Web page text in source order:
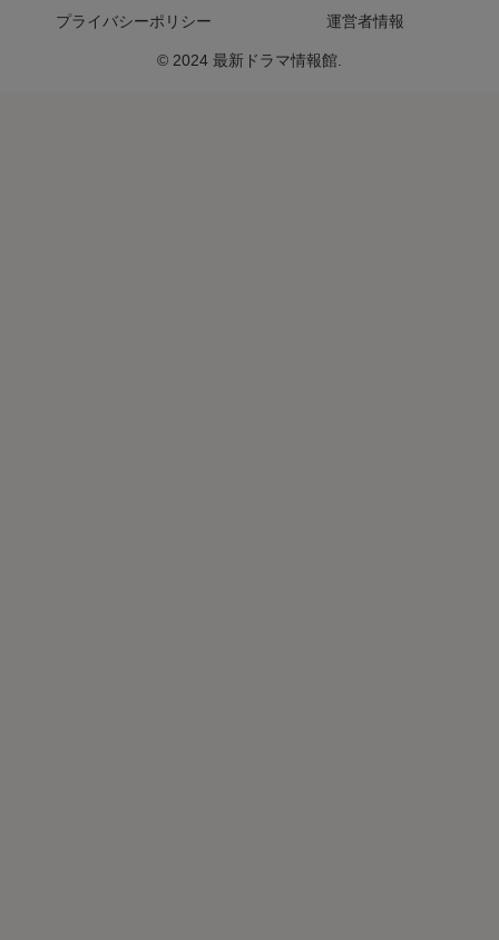
プライバシーポリシー
運営者情報
© 2024 最新ドラマ情報館.